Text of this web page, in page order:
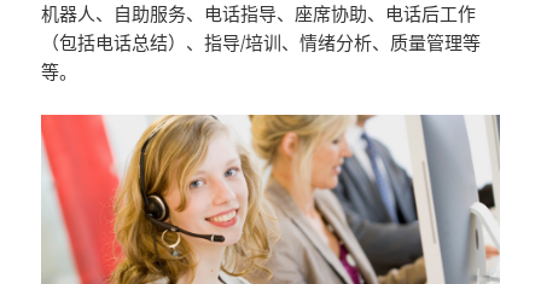
机器人、自助服务、电话指导、座席协助、电话后工作
（包括电话总结）、指导/培训、情绪分析、质量管理等
等。